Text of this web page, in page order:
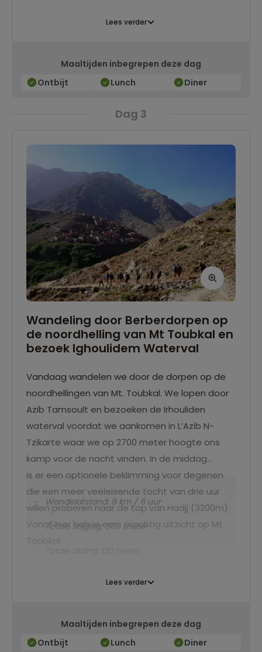
Lees verder
Maaltijden inbegrepen deze dag
Ontbijt
Lunch Diner
Dag 3
Wandeling door Berberdorpen op
de noordhelling van Mt Toubkal en
bezoek Ighoulidem Waterval
Vandaag wandelen we door de dorpen op de
noordhellingen van Mt. Toubkal. We lopen door
Azib Tamsoult en bezoeken de Irhouliden
waterval voordat we aankomen in L’Azib N-
Tzikarte waar we op 2700 meter hoogte ons
kamp voor de nacht vinden. In de middag
is er een optionele beklimming voor degenen
die een meer veeleisende tocht van drie uur
willen proberen naar de top van Hadjj (3200m).
Vanaf hier heb je een prachtig uitzicht op Mt
Toubkal.
Wandelafstand: 8 km / 6 uur
Totale stijging: 900 meter
Lees verder
Maaltijden inbegrepen deze dag
Ontbijt
Lunch Diner